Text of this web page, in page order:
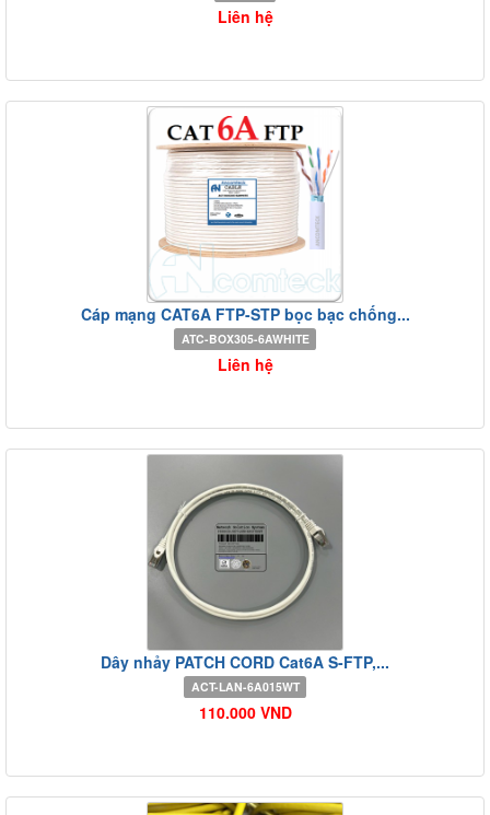
Liên hệ
Cáp mạng CAT6A FTP-STP bọc bạc chống...
ATC-BOX305-6AWHITE
Liên hệ
Dây nhảy PATCH CORD Cat6A S-FTP,...
ACT-LAN-6A015WT
110.000 VND